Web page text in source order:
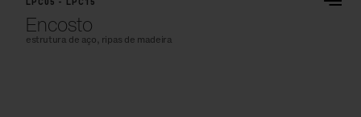
Encosto
estrutura de aço, ripas de madeira